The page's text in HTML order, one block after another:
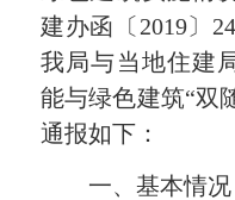
建办函〔2019〕
我局与当地住建
能与绿色建筑“双
通报如下：
一、基本情况